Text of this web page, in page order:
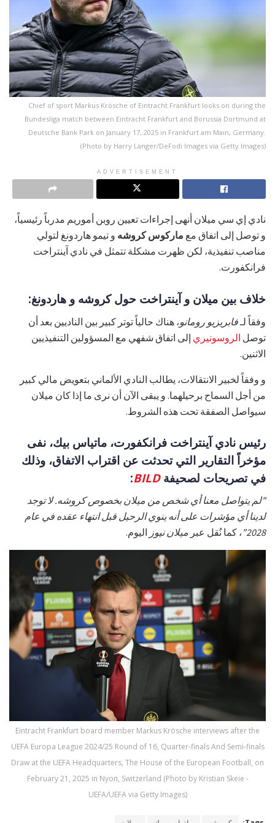
Chief of sport Markus Krösche of Eintracht Frankfurt looks on during the
Bundesliga match between Eintracht Frankfurt and Borussia Dortmund at
Deutsche Bank Park on January 17, 2025 in Frankfurt am Main, Germany.
(Photo by Harry Langer/DeFodi Images via Getty Images)
ADVERTISEMENT
نادي إي سي ميلان أنهى إجراءات تعيين روبن أموريم مدرباً رئيسياً،
و توصل إلى اتفاق مع ماركوس كروشه و تيمو هاردونغ لتولي
مناصب تنفيذية، لكن ظهرت مشكلة تتمثل في نادي آينتراخت
فرانكفورت.
خلاف بين ميلان و آينتراخت حول كروشه و هاردونغ:
وفقاً لـفابريزيو رومانو، هناك حالياً توتر كبير بين الناديين بعد أن
توصل الروسونيري إلى اتفاق شفهي مع المسؤولين التنفيذيين
الاثنين.
و وفقاً لخبير الانتقالات، يطالب النادي الألماني بتعويض مالي كبير
من أجل السماح برحيلهما. و يبقى الآن أن نرى ما إذا كان ميلان
سيواصل الصفقة تحت هذه الشروط.
رئيس نادي آينتراخت فرانكفورت، ماتياس بيك، نفى
مؤخراً التقارير التي تحدثت عن اقتراب الاتفاق، وذلك
في تصريحات لصحيفةBILD
:
"لم يتواصل معنا أي شخص من ميلان بخصوص كروشه. لا توجد
لدينا أي مؤشرات على أنه ينوي الرحيل قبل انتهاء عقده في عام
2028" ، كما نُقل عبر ميلان نيوز اليوم.
Eintracht Frankfurt board member Markus Krösche interviews after the
UEFA Europa League 2024/25 Round of 16, Quarter-finals And Semi-finals
Draw at the UEFA Headquarters, The House of the European Football, on
February 21, 2025 in Nyon, Switzerland (Photo by Kristian Skeie -
UEFA/UEFA via Getty Images)